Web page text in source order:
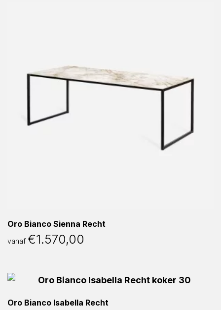
Oro Bianco Sienna Recht
vanaf €1.570,00
Oro Bianco Isabella Recht